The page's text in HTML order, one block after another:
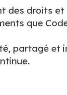
des droits et
que
partagé et